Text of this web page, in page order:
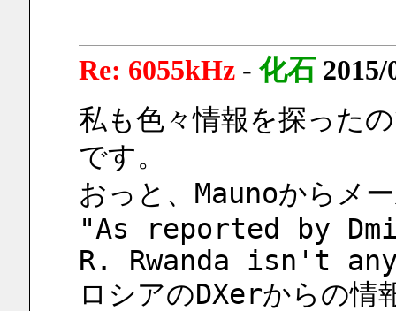
Re: 6055kHz- 化石
私も色々情報を探った
です。
おっと、Maunoからメ
"As reported by
R. Rwanda isn't
ロシアのDXerからの情